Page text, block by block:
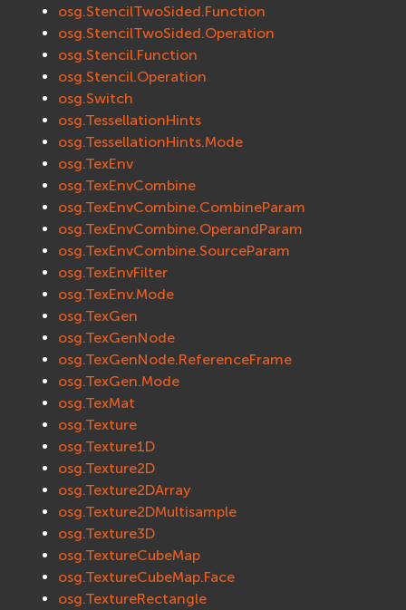
osg.StencilTwoSided.Function
osg.StencilTwoSided.Operation
osg.Stencil.Function
osg.Stencil.Operation
osg.Switch
osg.TessellationHints
osg.TessellationHints.Mode
osg.TexEnv
osg.TexEnvCombine
osg.TexEnvCombine.CombineParam
osg.TexEnvCombine.OperandParam
osg.TexEnvCombine.SourceParam
osg.TexEnvFilter
osg.TexEnv.Mode
osg.TexGen
osg.TexGenNode
osg.TexGenNode.ReferenceFrame
osg.TexGen.Mode
osg.TexMat
osg.Texture
osg.Texture1D
osg.Texture2D
osg.Texture2DArray
osg.Texture2DMultisample
osg.Texture3D
osg.TextureCubeMap
osg.TextureCubeMap.Face
osg.TextureRectangle